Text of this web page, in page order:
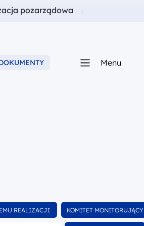
dlapozarządowa
Menu
REALIZACJI Wyfiltruj
KOMITET MONITORUJĄCY
wśród dokumentów